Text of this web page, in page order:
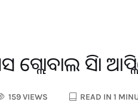
ଭିସା
159 VIEWS READ IN 1